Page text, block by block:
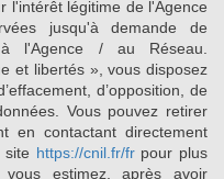
l'intérêt légitime de l'Agence
jusqu'à demande de
l'Agence / au Réseau.
et libertés », vous disposez
d’opposition, de
Vous pouvez retirer
en contactant directement
site https://cnil.fr/frpour plus
estimez, après avoir